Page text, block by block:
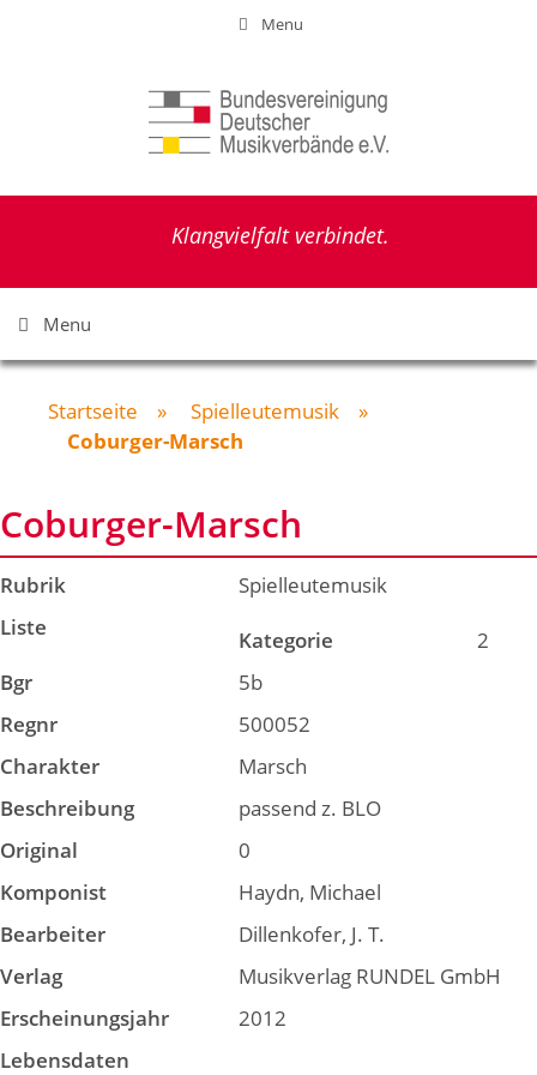
Menu
Klangvielfalt verbindet.
Menu
Startseite » Spielleutemusik »
Coburger-Marsch
Coburger-Marsch
Rubrik
Spielleutemusik
Liste
Kategorie
2
Bgr
5b
Regnr
500052
Charakter
Marsch
Beschreibung
passend z. BLO
Original
0
Komponist
Haydn, Michael
Bearbeiter
Dillenkofer, J. T.
Verlag
Musikverlag RUNDEL GmbH
Erscheinungsjahr
2012
Lebensdaten